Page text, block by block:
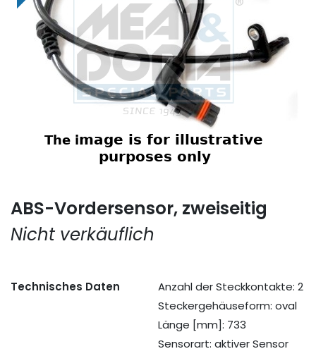
ABS-Vordersensor, zweiseitig
Nicht verkäuflich
Technisches Daten
Anzahl der Steckkontakte: 2
Steckergehäuseform: oval
Länge [mm]: 733
Sensorart: aktiver Sensor